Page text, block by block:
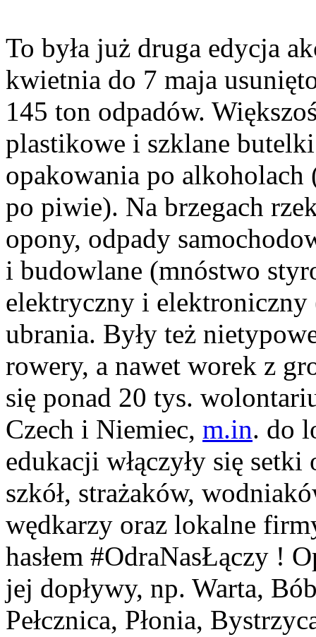
To była już druga edycja
kwietnia do 7 maja
145 ton odpadów.
plastikowe i szklane
opakowania po alkoholach
po piwie). Na brzegach
opony, odpady
i budowlane (mnóstwo
elektryczny i
ubrania. Były też
rowery, a nawet worek z
się ponad 20 tys.
Czech i Niemiec, m.in. do
edukacji włączyły się
szkół, strażaków,
wędkarzy oraz lokalne
hasłem #OdraNasŁączy !
jej dopływy, np. Warta,
Pełcznica, Płonia,